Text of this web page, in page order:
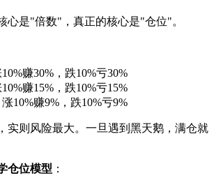
心是"倍数"，真正的核心是"仓位"。
赚30%，跌10%亏30%
赚15%，跌10%亏15%
10%赚9%，跌10%亏9%
实则风险最大。一旦遇到黑天鹅，满仓就
仓位模型 ‌：